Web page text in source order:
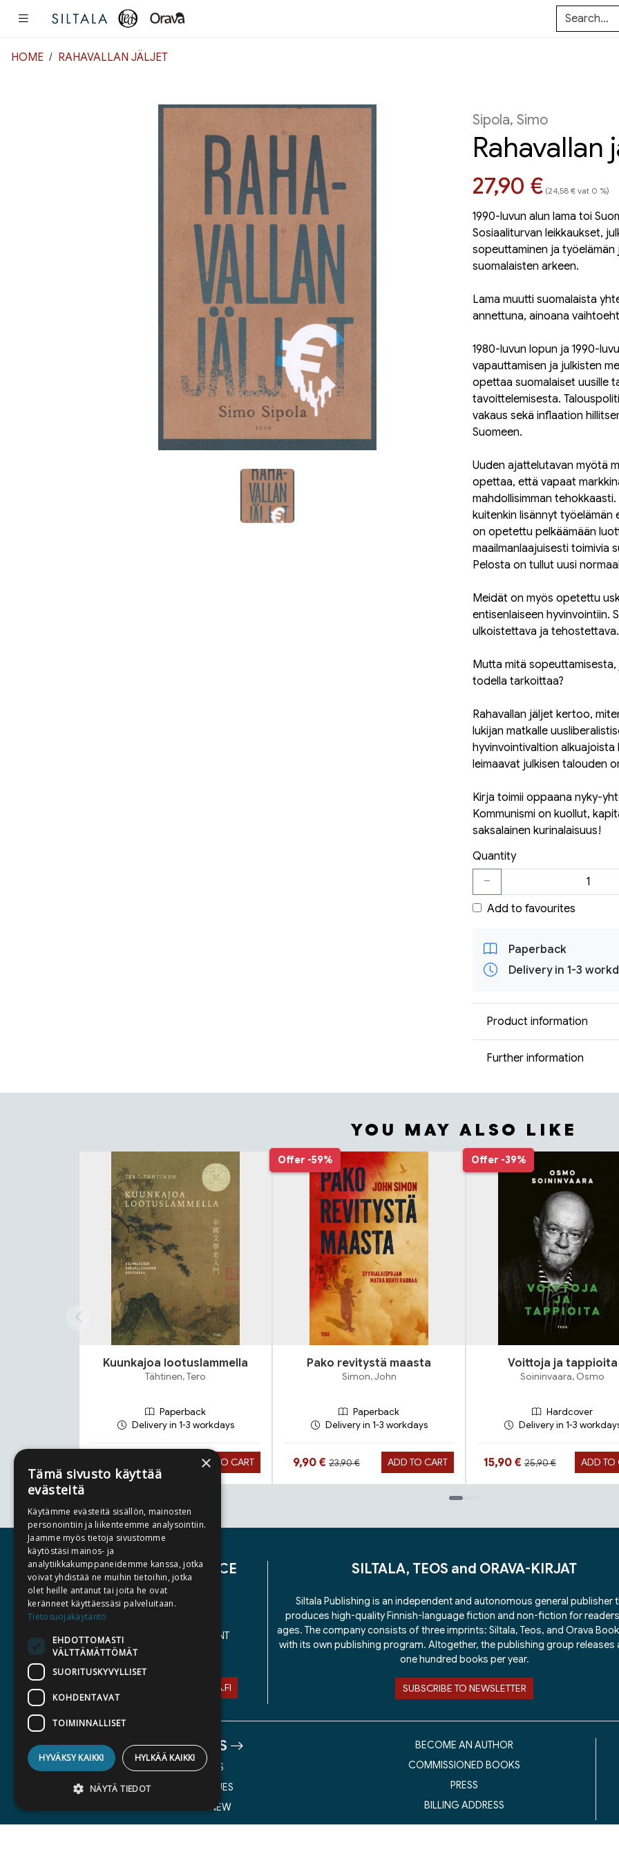
HOME RAHAVALLAN JÄLJET
Sipola, Simo
Rahavallan
Hinta nyt
27,90 € (24,58 € vat 0 %)
1990-luvun alun lama toi
Sosiaaliturvan leikkaukset,
sopeuttaminen ja
suomalaisten arkeen.
Lama muutti suomalaista
annettuna, ainoana
1980-luvun lopun ja 1990-
vapauttamisen ja julkisten
opettaa suomalaiset uusille
tavoittelemisesta.
vakaus sekä inflaation
Suomeen.
Uuden ajattelutavan myötä
opettaa, että vapaat
mahdollisimman
kuitenkin lisännyt
on opetettu pelkäämään
maailmanlaajuisesti toimivia
Pelosta on tullut uusi
Meidät on myös opetettu
entisenlaiseen hyvinvointiin.
ulkoistettava ja
Mutta mitä
todella tarkoittaa?
Rahavallan jäljet kertoo,
lukijan matkalle
hyvinvointivaltion
leimaavat julkisen talouden
Kirja toimii oppaana nyky-
Kommunismi on kuollut,
saksalainen kurinalaisuus!
Quantity
Add to favourites
Paperback
Delivery in 1-3
Product information
Further information
YOU MAY ALSO LIKE
Tuoteluettelon alku
Kuunkajoa lootuslammella
Tähtinen, Tero
Paperback
Delivery in 1-3 workdays
ADD TO CART
Offer -59%
Pako revitystä maasta
Simon, John
Paperback
Delivery in 1-3 workdays
Hinta nyt
9,90 € Hinta aiemmin
23,90 € ADD TO CART
Offer -39%
Voittoja ja tappioita
Soininvaara, Osmo
Hardcover
Delivery in 1-3
Hinta nyt
15,90 € Hinta aiemmin
25,90 € ADD TO
Tuoteluettelon loppu
CUSTOMER SERVICE
CONTACT US
ACCESSIBILITY STATEMENT
PRIVACY POLICY
ASIAKASPALVELU@STORIA.FI
SILTALA, TEOS and ORAVA-KIRJAT
Siltala Publishing is an independent and autonomous general publisher
produces high-quality Finnish-language fiction and non-fiction for
ages. The company consists of three imprints: Siltala, Teos, and Orava
with its own publishing program. Altogether, the publishing group releases
one hundred books per year.
SUBSCRIBE TO NEWSLETTER
ABOUT US
AUTHORS
CATALOGUES
WHAT'S NEW
BECOME AN AUTHOR
COMMISSIONED BOOKS
PRESS
BILLING ADDRESS
×
Tämä sivusto käyttää
evästeitä
Käytämme evästeitä sisällön, mainosten
personointiin ja liikenteemme analysointiin.
Jaamme myös tietoja sivustomme
käytöstäsi mainos- ja
analytiikkakumppaneidemme kanssa, jotka
voivat yhdistää ne muihin tietoihin, jotka
olet heille antanut tai joita he ovat
keränneet käyttäessäsi palveluitaan.
Tietosuojakäytäntö
EHDOTTOMASTI
VÄLTTÄMÄTTÖMÄT
SUORITUSKYVYLLISET
KOHDENTAVAT
TOIMINNALLISET
HYVÄKSY KAIKKI HYLKÄÄ KAIKKI
NÄYTÄ TIEDOT